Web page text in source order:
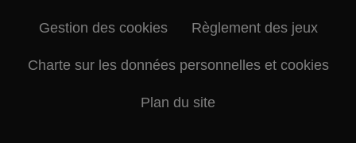
Gestion des cookies Règlement des jeux
Charte sur les données personnelles et cookies
Plan du site